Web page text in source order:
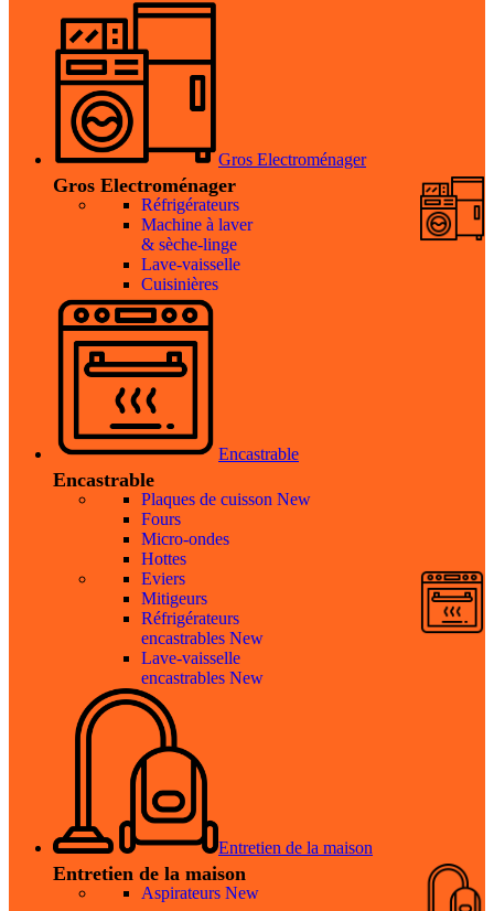
Gros Electroménager
Gros Electroménager
Réfrigérateurs
Machine à laver
& sèche-linge
Lave-vaisselle
Cuisinières
Encastrable
Encastrable
Plaques de cuisson New
Fours
Micro-ondes
Hottes
Eviers
Mitigeurs
Réfrigérateurs
encastrables New
Lave-vaisselle
encastrables New
Entretien de la maison
Entretien de la maison
Aspirateurs New